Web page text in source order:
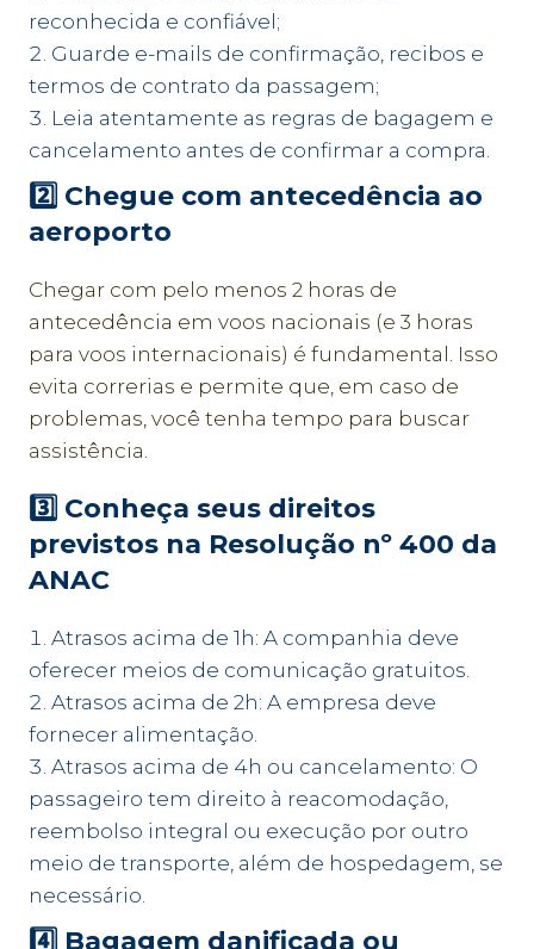
reconhecida e confiável;
Guarde e-mails de confirmação, recibos e
termos de contrato da passagem;
Leia atentamente as regras de bagagem e
cancelamento antes de confirmar a compra.
2️⃣ Chegue com antecedência ao
aeroporto
Chegar com pelo menos 2 horas de
antecedência em voos nacionais (e 3 horas
para voos internacionais) é fundamental. Isso
evita correrias e permite que, em caso de
problemas, você tenha tempo para buscar
assistência.
3️⃣ Conheça seus direitos
previstos na Resolução nº 400 da
ANAC
Atrasos acima de 1h: A companhia deve
oferecer meios de comunicação gratuitos.
Atrasos acima de 2h: A empresa deve
fornecer alimentação.
Atrasos acima de 4h ou cancelamento: O
passageiro tem direito à reacomodação,
reembolso integral ou execução por outro
meio de transporte, além de hospedagem, se
necessário.
4️⃣ Bagagem danificada ou